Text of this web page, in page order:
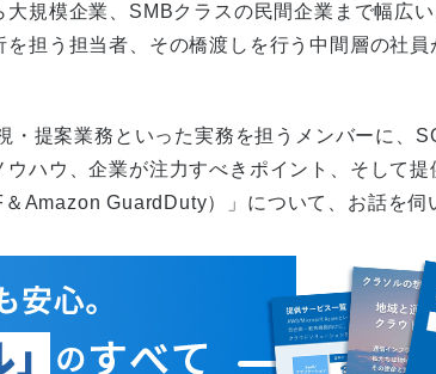
規模企業、SMBクラスの民間企業まで幅広
担う担当者、その橋渡しを行う中間層の社員
・提案業務といった実務を担うメンバーに、
ハウ、企業が注力すべきポイント、そして提
Amazon GuardDuty）」について、お話を伺